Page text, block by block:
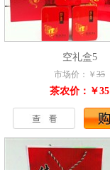
空礼盒5
市场价：￥ 35
茶农价：￥35